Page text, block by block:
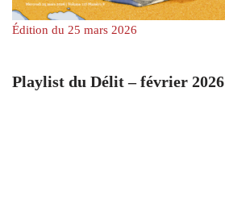
Édition du 25 mars 2026
Playlist du Délit – février 2026